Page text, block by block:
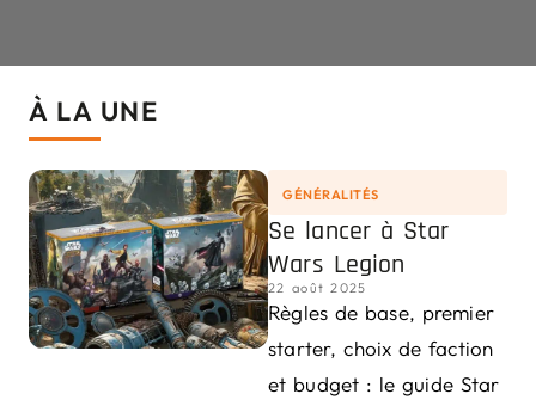
À LA UNE
GÉNÉRALITÉS
Se lancer à Star
Wars Legion
22 août 2025
Règles de base, premier
starter, choix de faction
et budget : le guide Star